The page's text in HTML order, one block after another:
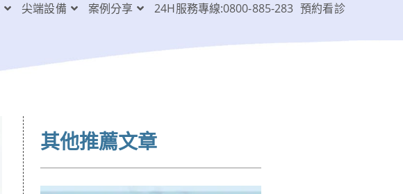
尖端設備 案例分享 24H服務專線:0800-885-283 預約看診
其他推薦文章